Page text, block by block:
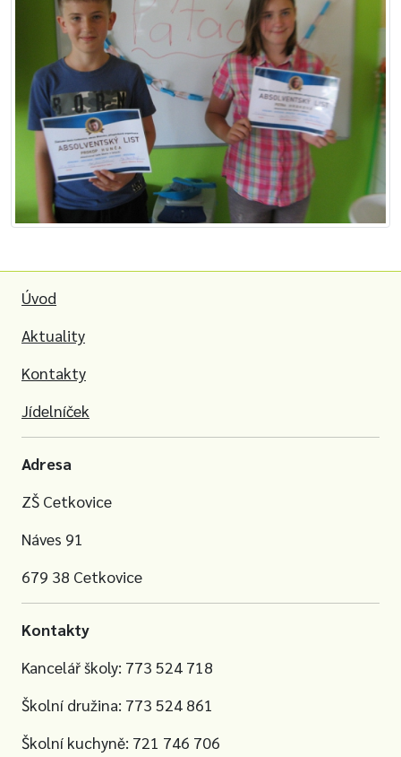
Úvod
Aktuality
Kontakty
Jídelníček
Adresa
ZŠ Cetkovice
Náves 91
679 38 Cetkovice
Kontakty
Kancelář školy: 773 524 718
Školní družina: 773 524 861
Školní kuchyně: 721 746 706